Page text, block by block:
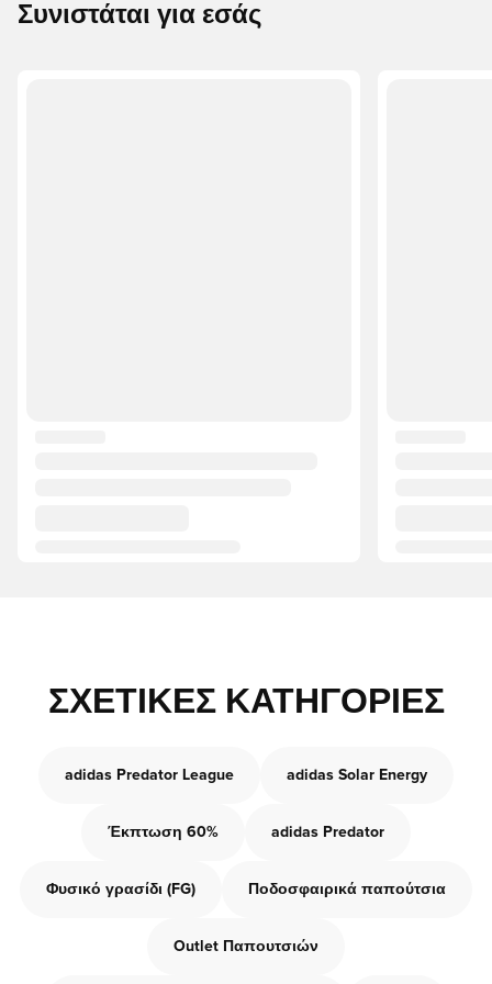
Συνιστάται για εσάς
ΣΧΕΤΙΚΈΣ ΚΑΤΗΓΟΡΊΕΣ
adidas Predator League adidas Solar Energy
Έκπτωση 60% adidas Predator
Φυσικό γρασίδι (FG) Ποδοσφαιρικά παπούτσια
Outlet Παπουτσιών